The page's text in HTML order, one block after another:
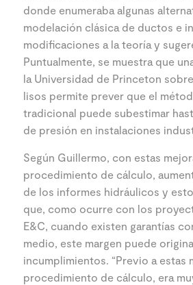
donde enumeraba algunas
modelación clásica de ductos e
modificaciones a la teoría y
Puntualmente, se muestra que
la Universidad de Princeton
lisos permite prever que el
tradicional puede subestimar
de presión en instalaciones
Según Guillermo, con estas
procedimiento de cálculo,
de los informes hidráulicos y
que, como ocurre con los
E&C, cuando existen garantías
medio, este margen puede
incumplimientos. “Previo a estas
procedimiento de cálculo, era